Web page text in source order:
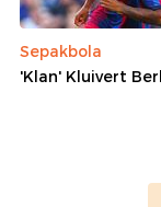
Sepakbola
'Klan' Kluivert